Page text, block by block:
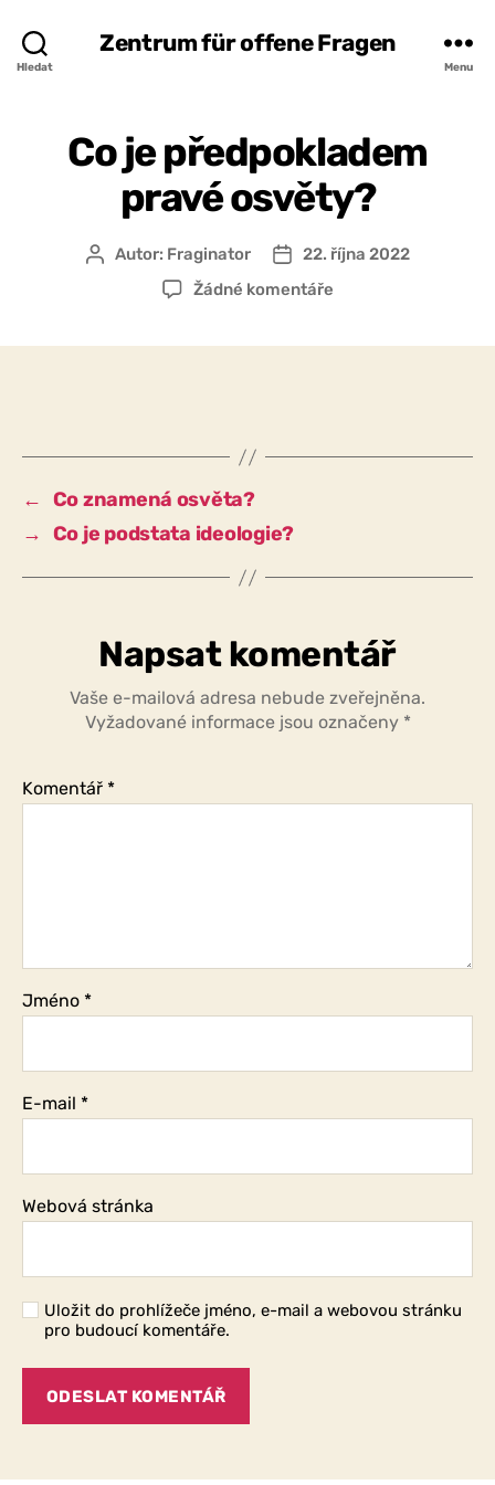
Hledat
Zentrum für offene Fragen
Menu
Co je předpokladem
pravé osvěty?
Autor
příspěvku
Autor: Fraginator
Datum
příspěvku
22. října 2022
Žádné komentářeu
pravé
← Co znamená osvěta?
→ Co je podstata ideologie?
Napsat komentář
Vaše e-mailová adresa nebude zveřejněna.
Vyžadované informace jsou označeny *
Komentář *
Jméno *
E-mail *
Webová stránka
Uložit do prohlížeče jméno, e-mail a webovou stránku
pro budoucí komentáře.